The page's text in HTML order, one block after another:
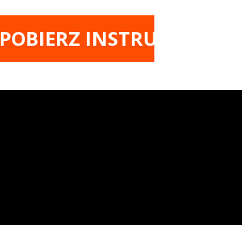
POBIERZ INSTRUKCJĘ